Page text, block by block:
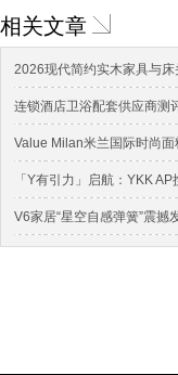
相关文章
2026现代简约实木家具与
连锁酒店卫浴配套供应商测
Value Milan米兰国际时尚
「Y有引力」启航：YKK
V6家居“星空自感弹簧”震撼